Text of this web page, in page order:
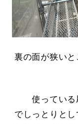
裏の面が狭い
使っている
でしっとりと